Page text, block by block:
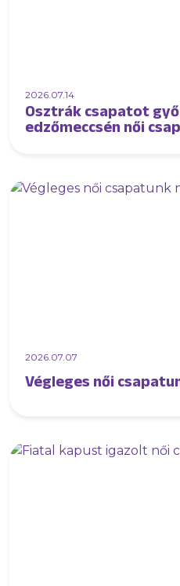
2026.07.14
Osztrák csapatot
edzőmeccsén női
2026.07.07
Végleges női